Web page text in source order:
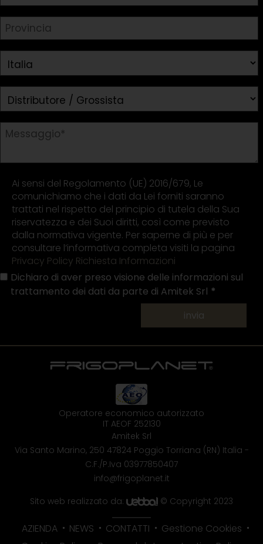
Ai sensi del Regolamento (UE) 2016/679, Le
comunichiamo che i dati da Lei forniti saranno
trattati nel rispetto del principio di tutela della Sua
riservatezza e dei Suoi diritti, così come previsto
dalla normativa vigente. Per saperne di più e per
consultare l’informativa completa visiti la pagina
Privacy Policy Richiesta Informazioni
Dichiaro di aver preso visione delle informazioni sul
trattamento dei dati da parte di Amitek Srl
invia
Operatore economico autorizzato
IT AEOF 252130
Amitek Srl
Via Santo Marino, 250 47824 Poggio Torriana (RN) Italia -
C.F./P.Iva 03977850407
info@frigoplanet.it
Sito web realizzato da:
© Copyright 2023
AZIENDA NEWS CONTATTI
Gestione Cookies